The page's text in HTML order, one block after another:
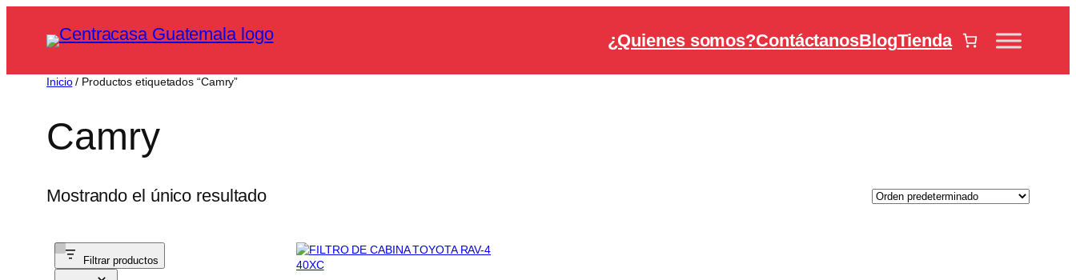
¿Quienes somos?ContáctanosBlogTienda
Inicio/ Productos etiquetados “Camry”
Camry
Mostrando el único resultado
Filtrar productos